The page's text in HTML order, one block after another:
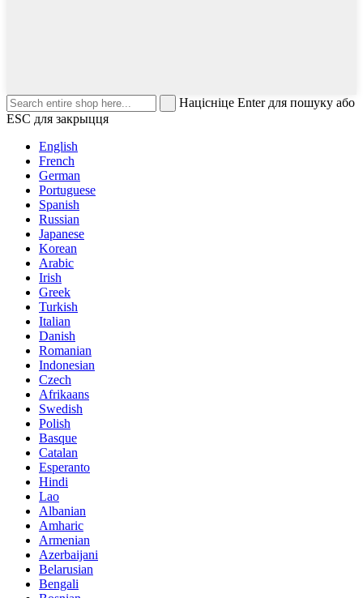
Націсніце Enter для пошуку або
ESC для закрыцця
English
French
German
Portuguese
Spanish
Russian
Japanese
Korean
Arabic
Irish
Greek
Turkish
Italian
Danish
Romanian
Indonesian
Czech
Afrikaans
Swedish
Polish
Basque
Catalan
Esperanto
Hindi
Lao
Albanian
Amharic
Armenian
Azerbaijani
Belarusian
Bengali